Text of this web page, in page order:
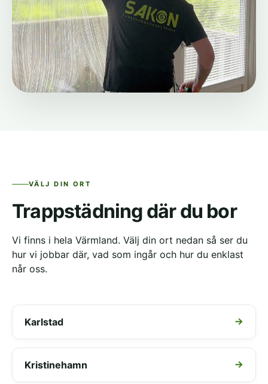
VÄLJ DIN ORT
Trappstädning där du bor
Vi finns i hela Värmland. Välj din ort nedan så ser du
hur vi jobbar där, vad som ingår och hur du enklast
når oss.
Karlstad
Kristinehamn